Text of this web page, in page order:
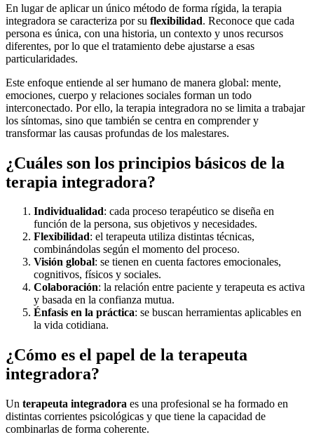
En lugar de aplicar un único método de forma rígida, la terapia
integradora se caracteriza por su flexibilidad. Reconoce que cada
persona es única, con una historia, un contexto y unos recursos
diferentes, por lo que el tratamiento debe ajustarse a esas
particularidades.
Este enfoque entiende al ser humano de manera global: mente,
emociones, cuerpo y relaciones sociales forman un todo
interconectado. Por ello, la terapia integradora no se limita a trabajar
los síntomas, sino que también se centra en comprender y
transformar las causas profundas de los malestares.
¿Cuáles son los principios básicos de la
terapia integradora?
Individualidad: cada proceso terapéutico se diseña en
función de la persona, sus objetivos y necesidades.
Flexibilidad: el terapeuta utiliza distintas técnicas,
combinándolas según el momento del proceso.
Visión global: se tienen en cuenta factores emocionales,
cognitivos, físicos y sociales.
Colaboración: la relación entre paciente y terapeuta es activa
y basada en la confianza mutua.
Énfasis en la práctica: se buscan herramientas aplicables en
la vida cotidiana.
¿Cómo es el papel de la terapeuta
integradora?
Un terapeuta integradora es una profesional se ha formado en
distintas corrientes psicológicas y que tiene la capacidad de
combinarlas de forma coherente.